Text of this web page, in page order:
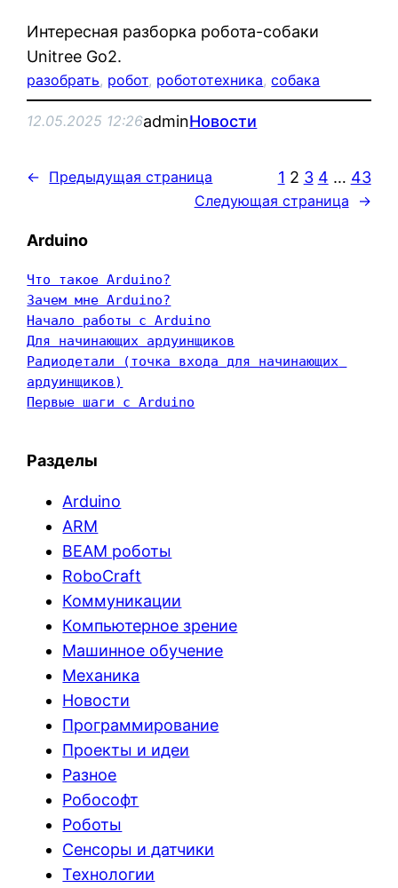
Интересная разборка робота-собаки
Unitree Go2.
разобрать, робот, робототехника, собака
12.05.2025 12:26adminНовости
← Предыдущая страница 1 2 3 4 … 43
Следующая страница →
Arduino
Что такое Arduino?
Зачем мне Arduino?
Начало работы с Arduino
Для начинающих ардуинщиков
Радиодетали (точка входа для начинающих
ардуинщиков)
Первые шаги с Arduino
Разделы
Arduino
ARM
BEAM роботы
RoboCraft
Коммуникации
Компьютерное зрение
Машинное обучение
Механика
Новости
Программирование
Проекты и идеи
Разное
Робософт
Роботы
Сенсоры и датчики
Технологии